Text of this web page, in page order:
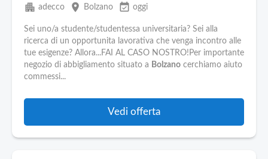
apartment adecco place Bolzano event_available oggi
Sei uno/a studente/studentessa universitaria? Sei alla
ricerca di un opportunita lavorativa che venga incontro alle
tue esigenze? Allora...FAI AL CASO NOSTRO!Per importante
negozio di abbigliamento situato a Bolzano cerchiamo aiuto
commessi...
Vedi offerta